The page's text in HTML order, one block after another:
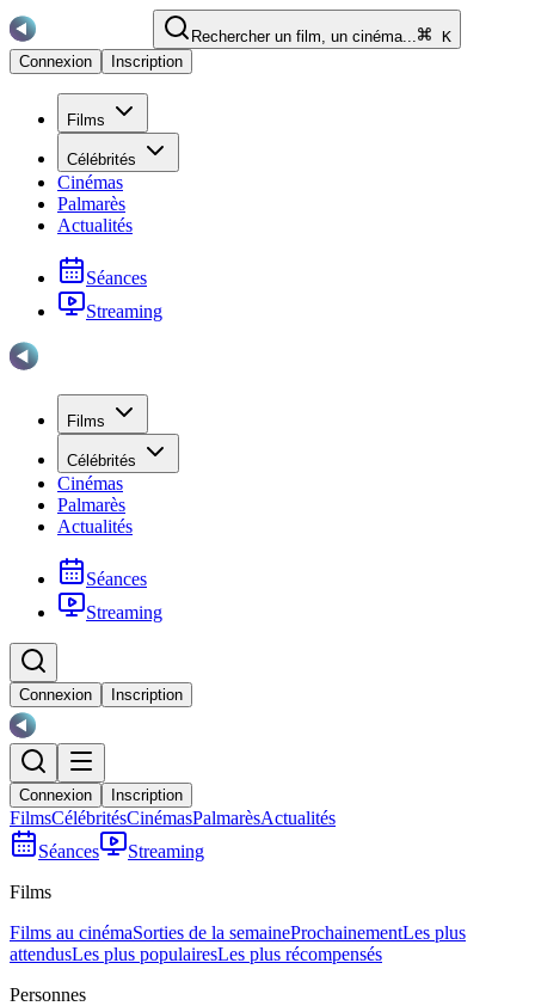
Rechercher un film, un cinéma...
K
Connexion
Inscription
Films
Célébrités
Cinémas
Palmarès
Actualités
Séances
Streaming
Films
Célébrités
Cinémas
Palmarès
Actualités
Séances
Streaming
Connexion Inscription
Connexion Inscription
FilmsCélébritésCinémasPalmarèsActualités
Séances
Streaming
Films
Films au cinémaSorties de la semaineProchainementLes plus
attendusLes plus populairesLes plus récompensés
Personnes